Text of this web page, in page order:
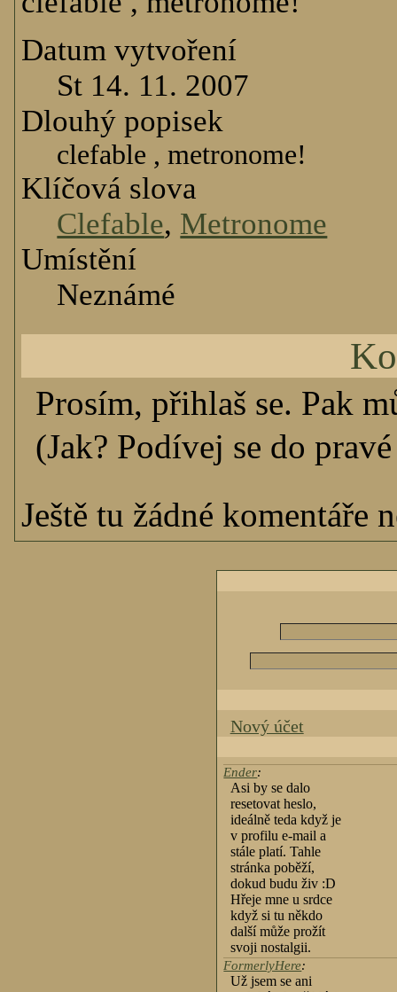
Datum vytvoření
St 14. 11. 2007
Dlouhý popisek
clefable , metronome!
Klíčová slova
Clefable, Metronome
Umístění
Neznámé
Prosím, přihlaš se. Pak
(Jak? Podívej se do
Ještě tu žádné komentáře
Nový účet
Ender:
Asi by se dalo
resetovat heslo,
ideálně teda když je
v profilu e-mail a
stále platí. Tahle
stránka poběží,
dokud budu živ :D
Hřeje mne u srdce
když si tu někdo
další může prožít
svoji nostalgii.
FormerlyHere:
Už jsem se ani